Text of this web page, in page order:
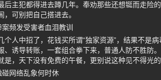
后主犯都得进去蹲几年。奉劝那些还想铤而走险
，可别把自己搭进去。
频发受害者血泪教训
个人中招了，花钱买所谓“独家资源”，结果不是
、诱导转账，一套组合拳下来，普通人防不胜防
是，天下没有免费的午餐，更别说这种见不得光
网络乱象何时休